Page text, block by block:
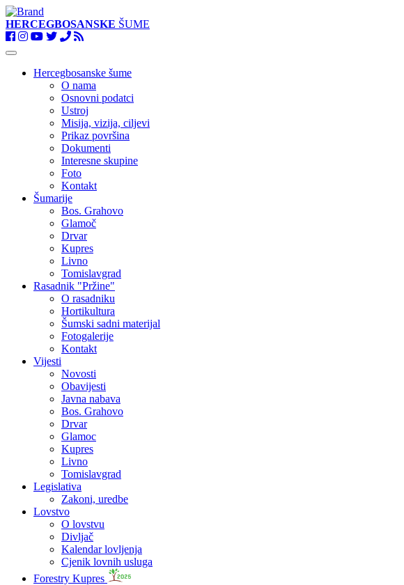
HERCEGBOSANSKE ŠUME
Toggle
navigationHercegbosanske šume
O nama
Osnovni podatci
Ustroj
Misija, vizija, ciljevi
Prikaz površina
Dokumenti
Interesne skupine
Foto
Kontakt
Šumarije
Bos. Grahovo
Glamoč
Drvar
Kupres
Livno
Tomislavgrad
Rasadnik "Pržine"
O rasadniku
Hortikultura
Šumski sadni materijal
Fotogalerije
Kontakt
Vijesti
Novosti
Obavijesti
Javna nabava
Bos. Grahovo
Drvar
Glamoc
Kupres
Livno
Tomislavgrad
Legislativa
Zakoni, uredbe
Lovstvo
O lovstvu
Divljač
Kalendar lovljenja
Cjenik lovnih usluga
Forestry Kupres